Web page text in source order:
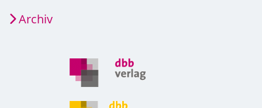
Archiv